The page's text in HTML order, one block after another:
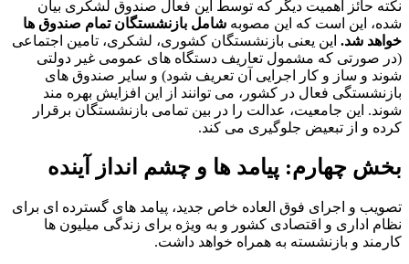
نکته حائز اهمیت دیگر که توسط این فعال صندوق لشکری بیان
شده، این است که این مصوبه شامل بازنشستگان تمام صندوق ها
خواهد شد. این یعنی بازنشستگان کشوری، لشکری، تامین اجتماعی
(در صورتی که مشمول تعاریف دستگاه های عمومی غیر دولتی
شوند و ساز و کار اجرایی آن تعریف شود) و سایر صندوق های
بازنشستگی فعال در کشور، می توانند از این افزایش بهره مند
شوند. این جامعیت، عدالت را در بین تمامی بازنشستگان برقرار
کرده و از تبعیض جلوگیری می کند.
بخش چهارم: پیامد ها و چشم انداز آینده
تصویب و اجرای فوق العاده خاص جدید، پیامد های گسترده ای برای
نظام اداری و اقتصادی کشور و به ویژه برای زندگی میلیون ها
کارمند و بازنشسته به همراه خواهد داشت.